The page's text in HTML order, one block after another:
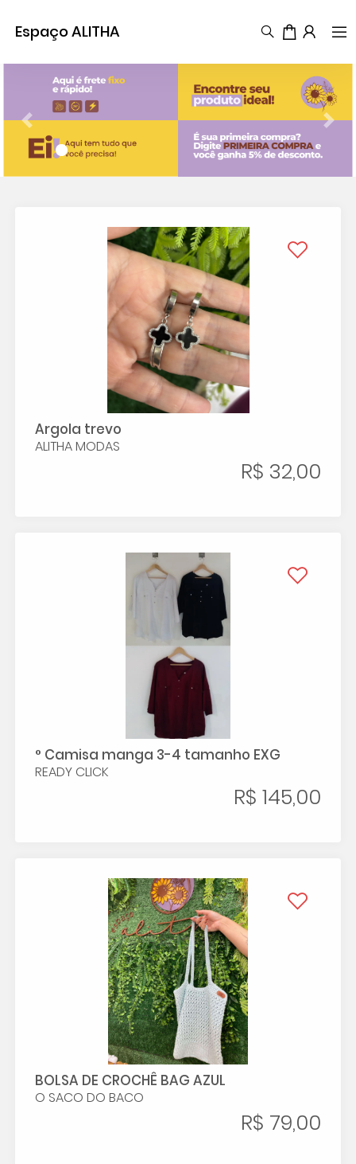
Espaço ALITHA
Previous Next
Argola trevo
ALITHA MODAS
R$ 32,00
° Camisa manga 3-4 tamanho EXG
READY CLICK
R$ 145,00
BOLSA DE CROCHÊ BAG AZUL
O SACO DO BACO
R$ 79,00